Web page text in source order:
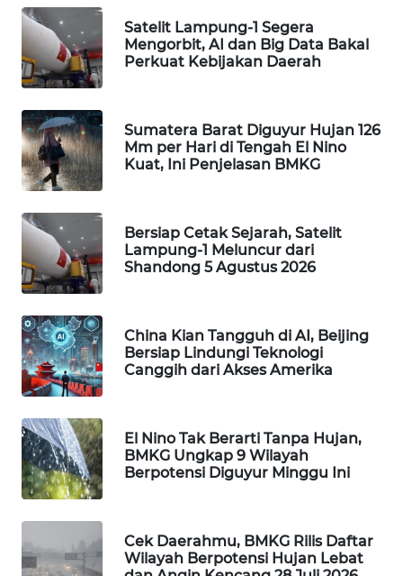
Satelit Lampung-1 Segera
Mengorbit, AI dan Big Data Bakal
Perkuat Kebijakan Daerah
Sumatera Barat Diguyur Hujan 126
Mm per Hari di Tengah El Nino
Kuat, Ini Penjelasan BMKG
Bersiap Cetak Sejarah, Satelit
Lampung-1 Meluncur dari
Shandong 5 Agustus 2026
China Kian Tangguh di AI, Beijing
Bersiap Lindungi Teknologi
Canggih dari Akses Amerika
El Nino Tak Berarti Tanpa Hujan,
BMKG Ungkap 9 Wilayah
Berpotensi Diguyur Minggu Ini
Cek Daerahmu, BMKG Rilis Daftar
Wilayah Berpotensi Hujan Lebat
PERSONA
WAHANA
OTOMOTIF
WAHANA
HEALTH
WAHANA
DESA
WISATA
LAPAK
WAHANA
Wahana
Network
LISTRIK
MASYARAKAT
KELISTRIKAN
WALINKI
ID